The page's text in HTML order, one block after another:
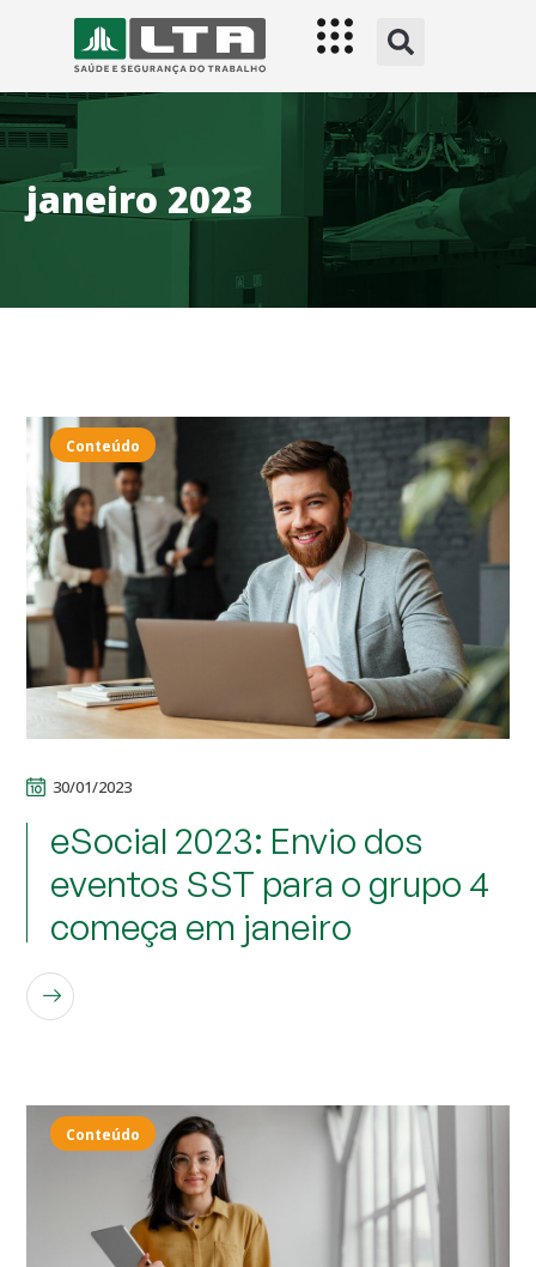
janeiro 2023
Conteúdo
30/01/2023
eSocial 2023: Envio dos
eventos SST para o grupo 4
começa em janeiro
Conteúdo